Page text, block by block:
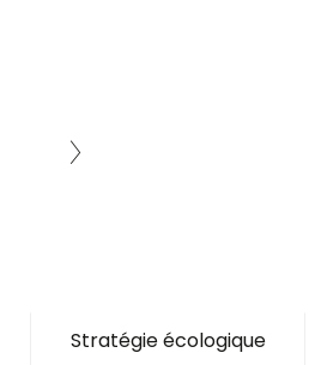
Stratégie écologique